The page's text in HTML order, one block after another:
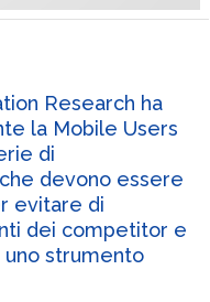
Research ha
la Mobile Users
di
devono essere
evitare di
dei competitor e
uno strumento